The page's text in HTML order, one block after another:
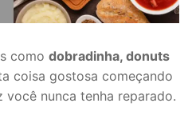
como dobradinha, donuts
coisa gostosa começando
nunca tenha reparado.